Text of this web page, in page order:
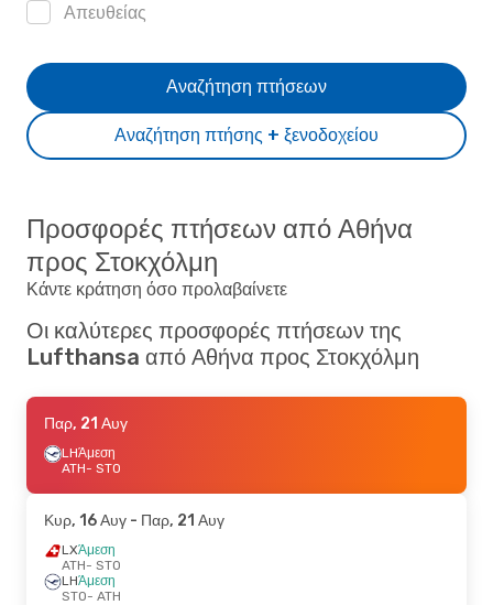
Απευθείας
Αναζήτηση πτήσης + ξενοδοχείου
Αναζήτηση πτήσεων
Προσφορές πτήσεων από Αθήνα
προς Στοκχόλμη
Κάντε κράτηση όσο προλαβαίνετε
Οι καλύτερες προσφορές πτήσεων της
Lufthansa από Αθήνα προς Στοκχόλμη
Παρ, 21 Αυγ
LHΆμεση
ATH- STO
Κυρ, 16 Αυγ - Παρ, 21 Αυγ
LXΆμεση
ATH- STO
LHΆμεση
STO- ATH